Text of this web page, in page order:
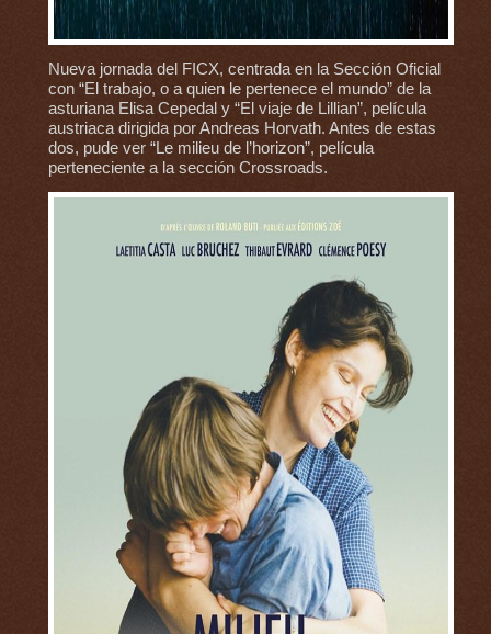
Nueva jornada del FICX, centrada en la Sección Oficial
con “El trabajo, o a quien le pertenece el mundo” de la
asturiana Elisa Cepedal y “El viaje de Lillian”, película
austriaca dirigida por Andreas Horvath. Antes de estas
dos, pude ver “Le milieu de l’horizon”, película
perteneciente a la sección Crossroads.